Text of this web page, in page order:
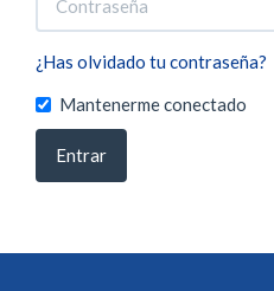
¿Has olvidado tu contraseña?
Mantenerme conectado
Entrar